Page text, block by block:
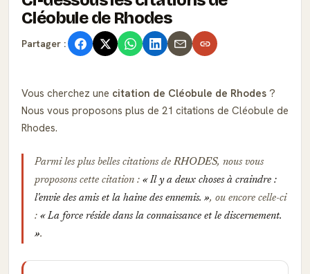
Cléobule de Rhodes
Partager :
Vous cherchez une citation de Cléobule de Rhodes ?
Nous vous proposons plus de 21 citations de Cléobule de
Rhodes.
Parmi les plus belles citations de RHODES, nous vous
proposons cette citation :
Il y a deux choses à craindre :
l'envie des amis et la haine des ennemis.
, ou encore celle-ci
:
La force réside dans la connaissance et le discernement.
.